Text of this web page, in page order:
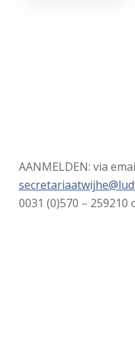
AANMELDEN: via
0031 (0)570 – 259210